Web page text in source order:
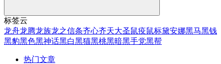
标签云
龙舟龙腾龙族龙之信条齐心齐天大圣鼠疫鼠标黛安娜黑马黑钱
黑豹黑色黑神话黑白黑猫黑桃黑暗黑手党黑帮
热门文章